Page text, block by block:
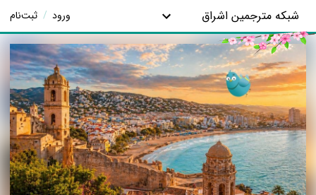
شبکه مترجمین اشراق ورود / ثبت‌نام